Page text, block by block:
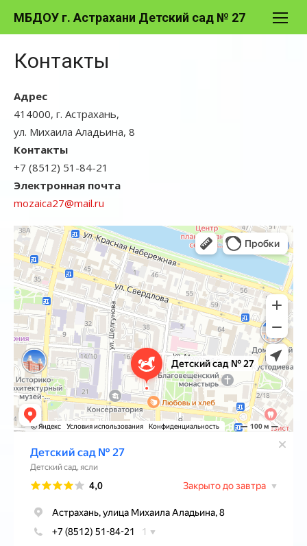
МБДОУ г. Астрахани Детский сад № 27
Контакты
Адрес
414000, г. Астрахань,
ул. Михаила Аладьина, 8
Контакты
+7 (8512) 51-84-21
Электронная почта
mozaica27@mail.ru
МБДОУ г. астрахани детский сад № 27
Детский сад, ясли в Астрахани